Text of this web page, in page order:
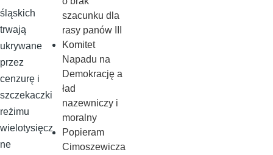
śląskich
trwają
ukrywane
przez
cenzurę i
szczekaczki
reżimu
wielotysięcz
ne
szacunku dla
rasy panów III
Komitet
Napadu na
Demokrację a
ład
nazewniczy i
moralny
Popieram
Cimoszewicza